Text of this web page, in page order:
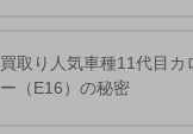
買取り人気車種11代目カ
ー（E16）の秘密